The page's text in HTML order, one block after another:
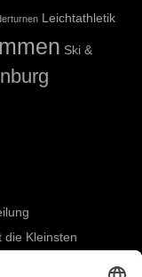
Leichtathletik
Ski &
die Kleinsten